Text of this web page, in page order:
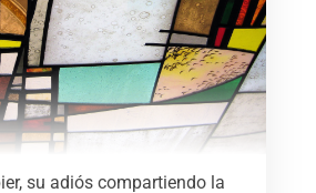
su adiós compartiendo la